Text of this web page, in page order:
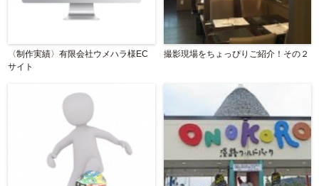
〈制作実績〉有限会社ウメハラ様EC
サイト
撮影現場をちょっぴりご紹介！その２